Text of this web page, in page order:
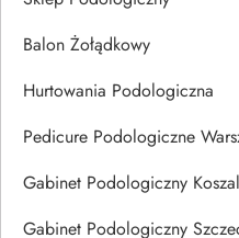
Balon Żołądkowy
Hurtowania Podologiczna
Pedicure Podologiczne
Gabinet Podologiczny
Gabinet Podologiczny